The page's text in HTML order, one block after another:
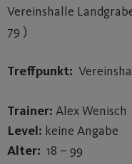
Vereinshalle
79 )
Treffpunkt:
Trainer: Alex Wenisch
Level: keine Angabe
Alter: 18 – 99